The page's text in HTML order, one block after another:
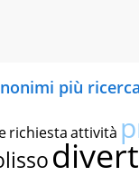
più
richiestaattività